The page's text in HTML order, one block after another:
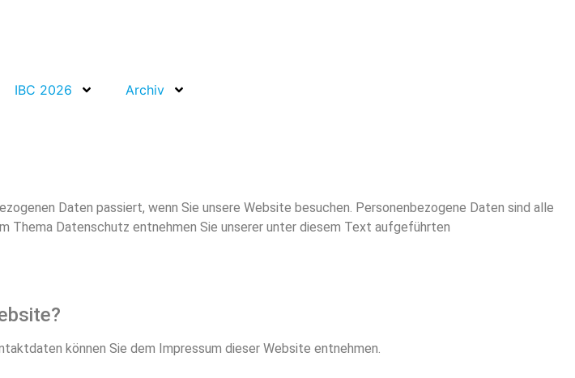
IBC 2026 Archiv
Daten passiert, wenn Sie unsere Website besuchen. Personenbezogene Daten sind alle
Thema Datenschutz entnehmen Sie unserer unter diesem Text aufgeführten
können Sie dem Impressum dieser Website entnehmen.